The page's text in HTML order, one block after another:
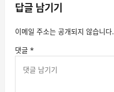
답글 남기기
이메일 주소는 공개되지 않습니다.
댓글 *